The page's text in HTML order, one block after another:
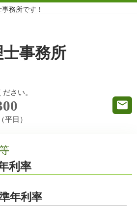
務所です！
理士事務所
さい。
平日）
利率
年利率